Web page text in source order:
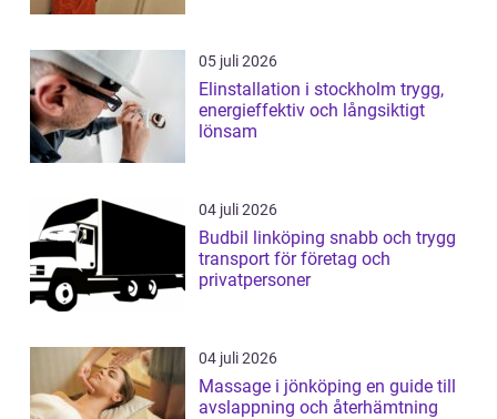
05 juli 2026
Elinstallation i stockholm trygg,
energieffektiv och långsiktigt
lönsam
04 juli 2026
Budbil linköping snabb och trygg
transport för företag och
privatpersoner
04 juli 2026
Massage i jönköping en guide till
avslappning och återhämtning